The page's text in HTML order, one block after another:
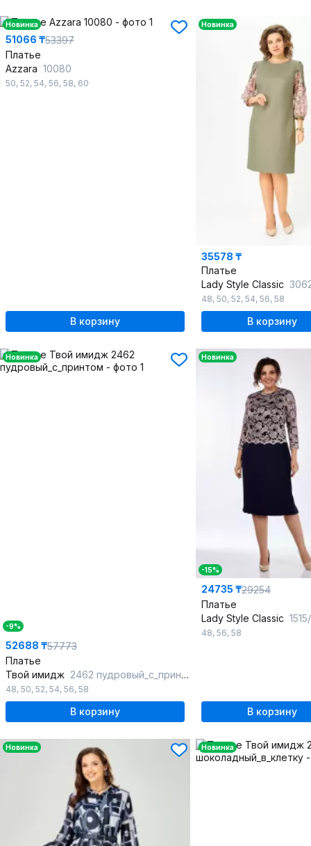
Новинка
51066 ₸53397
Платье
Azzara 10080
50, 52, 54, 56, 58, 60
В корзину
Новинка
35578 ₸
Платье
Lady Style Classic 3062
48, 50, 52, 54, 56, 58
В корзину
Новинка
-9%
52688 ₸57773
Платье
Твой имидж 2462 пудровый_с_принтом
48, 50, 52, 54, 56, 58
В корзину
Новинка
-15%
24735 ₸29254
Платье
Lady Style Classic 1515/5
48, 56, 58
В корзину
Новинка Новинка